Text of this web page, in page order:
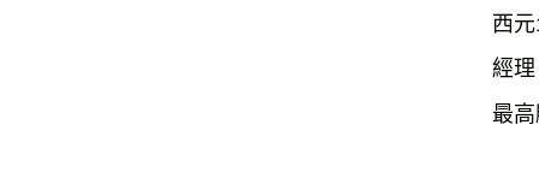
西
經
最